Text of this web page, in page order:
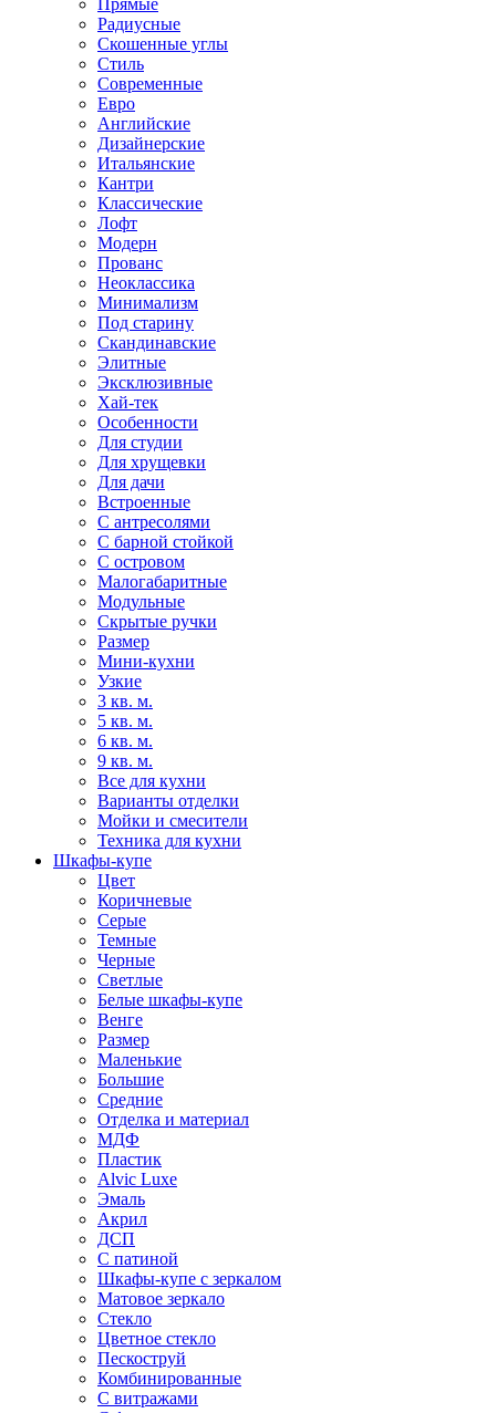
Прямые
Радиусные
Скошенные углы
Стиль
Современные
Евро
Английские
Дизайнерские
Итальянские
Кантри
Классические
Лофт
Модерн
Прованс
Неоклассика
Минимализм
Под старину
Скандинавские
Элитные
Эксклюзивные
Хай-тек
Особенности
Для студии
Для хрущевки
Для дачи
Встроенные
С антресолями
С барной стойкой
С островом
Малогабаритные
Модульные
Скрытые ручки
Размер
Мини-кухни
Узкие
3 кв. м.
5 кв. м.
6 кв. м.
9 кв. м.
Все для кухни
Варианты отделки
Мойки и смесители
Техника для кухни
Шкафы-купе
Цвет
Коричневые
Серые
Темные
Черные
Светлые
Белые шкафы-купе
Венге
Размер
Маленькие
Большие
Средние
Отделка и материал
МДФ
Пластик
Alvic Luxe
Эмаль
Акрил
ДСП
С патиной
Шкафы-купе с зеркалом
Матовое зеркало
Стекло
Цветное стекло
Пескоструй
Комбинированные
С витражами